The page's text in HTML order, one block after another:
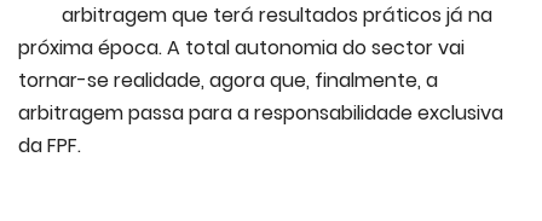
arbitragem que terá resultados práticos já na
próxima época. A total autonomia do sector vai
tornar-se realidade, agora que, finalmente, a
arbitragem passa para a responsabilidade exclusiva
da FPF.